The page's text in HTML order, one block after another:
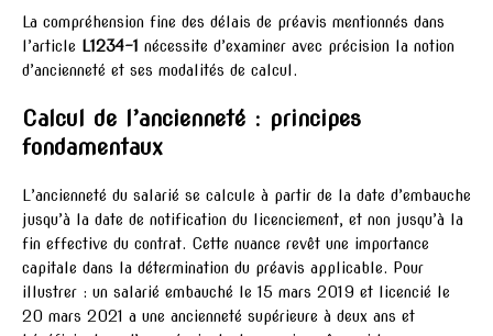
La compréhension fine des délais de préavis mentionnés dans
l’article L1234-1 nécessite d’examiner avec précision la notion
d’ancienneté et ses modalités de calcul.
Calcul de l’ancienneté : principes
fondamentaux
L’ancienneté du salarié se calcule à partir de la date d’embauche
jusqu’à la date de notification du licenciement, et non jusqu’à la
fin effective du contrat. Cette nuance revêt une importance
capitale dans la détermination du préavis applicable. Pour
illustrer : un salarié embauché le 15 mars 2019 et licencié le
20 mars 2021 a une ancienneté supérieure à deux ans et